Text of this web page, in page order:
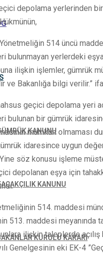
KANUNU
KANUNU
KURULU KARARI
depolama yerlerinden
514 üncü
bulunmayan yerlerdeki
ilişkin işlemler, gümrük
ve Bakanlığa bilgi verilir.”
geçici depolama yeri
bulunan bir gümrük
mümkün olmaması
idaresince uygun
söz konusu işleme
depolanan eşya için
514. maddesi
513. maddesi meyanında
ilişkin taleplerde
Genelgesinin eki EK-4